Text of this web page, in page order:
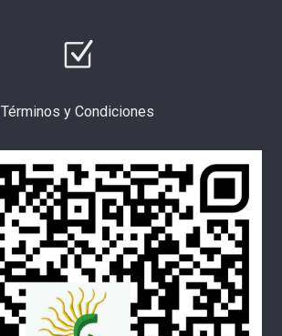
Términos y Condiciones